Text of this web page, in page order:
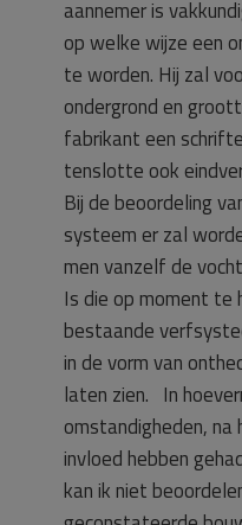
aannemer is
op welke wijze een
te worden. Hij zal
ondergrond en
fabrikant een
tenslotte ook
Bij de beoordeling
systeem er zal
men vanzelf de
Is die op moment te
bestaande
in de vorm van
laten zien. In
omstandigheden,
invloed hebben
kan ik niet